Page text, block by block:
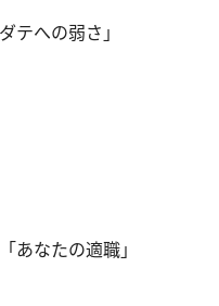
テへの弱さ」
あなたの適職」